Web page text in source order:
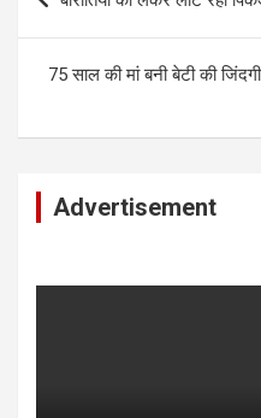
75 साल की मां बनी बेटी की
Advertisement